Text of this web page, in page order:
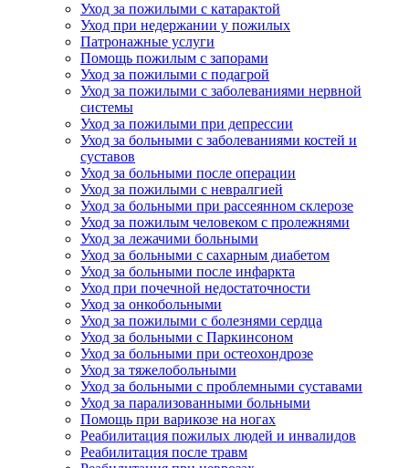
Уход за пожилыми с катарактой
Уход при недержании у пожилых
Патронажные услуги
Помощь пожилым с запорами
Уход за пожилыми с подагрой
Уход за пожилыми с заболеваниями нервной
системы
Уход за пожилыми при депрессии
Уход за больными с заболеваниями костей и
суставов
Уход за больными после операции
Уход за пожилыми с невралгией
Уход за больными при рассеянном склерозе
Уход за пожилым человеком с пролежнями
Уход за лежачими больными
Уход за больными с сахарным диабетом
Уход за больными после инфаркта
Уход при почечной недостаточности
Уход за онкобольными
Уход за пожилыми с болезнями сердца
Уход за больными с Паркинсоном
Уход за больными при остеохондрозе
Уход за тяжелобольными
Уход за больными с проблемными суставами
Уход за парализованными больными
Помощь при варикозе на ногах
Реабилитация пожилых людей и инвалидов
Реабилитация после травм